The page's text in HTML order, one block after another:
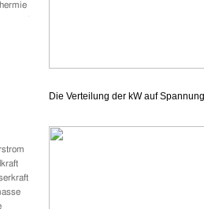
Die Verteilung der kW auf